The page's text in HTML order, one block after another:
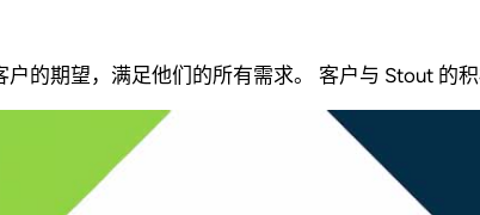
的期望，满足他们的所有需求。 客户与 Stout 的